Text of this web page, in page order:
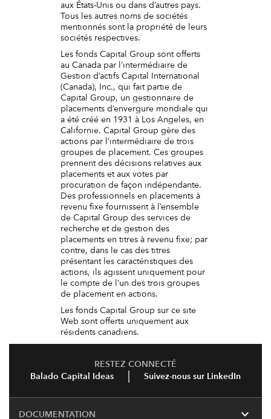
aux États-Unis ou dans d’autres pays.
Tous les autres noms de sociétés
mentionnés sont la propriété de leurs
sociétés respectives.
Les fonds Capital Group sont offerts
au Canada par l’intermédiaire de
Gestion d’actifs Capital International
(Canada), Inc., qui fait partie de
Capital Group, un gestionnaire de
placements d’envergure mondiale qui
a été créé en 1931 à Los Angeles, en
Californie. Capital Group gère des
actions par l’intermédiaire de trois
groupes de placement. Ces groupes
prennent des décisions relatives aux
placements et aux votes par
procuration de façon indépendante.
Des professionnels en placements à
revenu fixe fournissent à l’ensemble
de Capital Group des services de
recherche et de gestion des
placements en titres à revenu fixe; par
contre, dans le cas des titres
présentant les caractéristiques des
actions, ils agissent uniquement pour
le compte de l’un des trois groupes
de placement en actions.
Les fonds Capital Group sur ce site
Web sont offerts uniquement aux
résidents canadiens.
RESTEZ CONNECTÉ
Balado Capital Ideas
Suivez-nous sur LinkedIn
DOCUMENTATION expand_more